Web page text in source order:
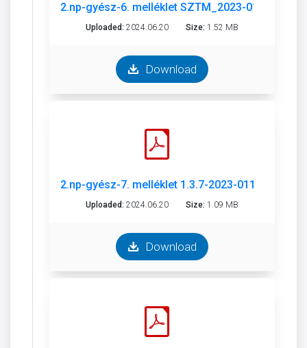
2.np-gyész-6. melléklet SZTM_2023-011-2.pdf
Uploaded: 2024.06.20 Size: 1.52 MB
Download
2.np-gyész-7. melléklet 1.3.7-2023-011-1.pdf
Uploaded: 2024.06.20 Size: 1.09 MB
Download